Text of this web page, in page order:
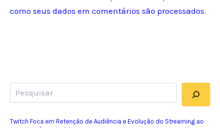
como seus dados em comentários são processados.
Twitch Foca em Retenção de Audiência e Evolução do Streaming ao